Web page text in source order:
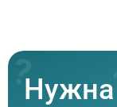
Нужна